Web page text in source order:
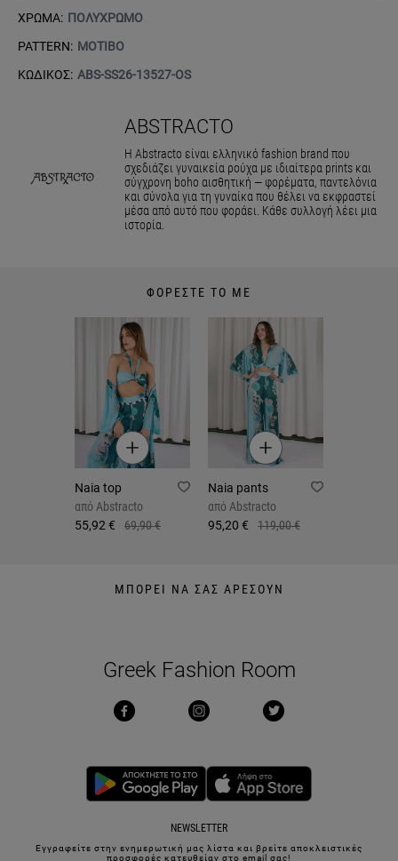
ΧΡΩΜΑ: ΠΟΛΥΧΡΩΜΟ
PATTERN: ΜΟΤΙΒΟ
ΚΩΔΙΚΟΣ: ABS-SS26-13527-OS
ABSTRACTO
Η Abstracto είναι ελληνικό fashion brand που
σχεδιάζει γυναικεία ρούχα με ιδιαίτερα prints και
σύγχρονη boho αισθητική — φορέματα, παντελόνια
και σύνολα για τη γυναίκα που θέλει να εκφραστεί
μέσα από αυτό που φοράει. Κάθε συλλογή λέει μια
ιστορία.
ΦΟΡΕΣΤΕ ΤΟ ΜΕ
Naia top
από Abstracto
55,92 €
69,90 €
Naia pants
από Abstracto
95,20 €
119,00 €
ΜΠΟΡΕΙ ΝΑ ΣΑΣ ΑΡΕΣΟΥΝ
Greek Fashion Room
NEWSLETTER
Εγγραφείτε στην ενημερωτική μας λίστα και βρείτε αποκλειστικές
προσφορές κατευθείαν στο email σας!